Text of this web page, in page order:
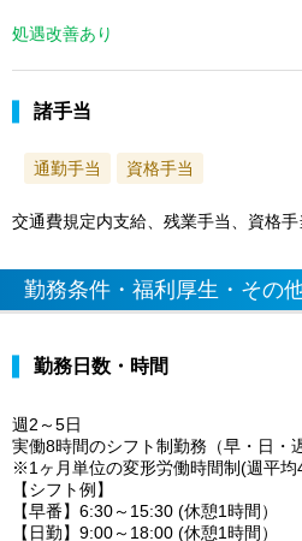
処遇改善あり
諸手当
通勤手当 資格手当
交通費規定内支給、残業手当、資格
勤務条件・福利厚生・その
勤務日数・時間
週2～5日
実働8時間のシフト制勤務（早・日・遅
※1ヶ月単位の変形労働時間制(週平均
【シフト例】
【早番】6:30～15:30 (休憩1時間）
【日勤】9:00～18:00 (休憩1時間）